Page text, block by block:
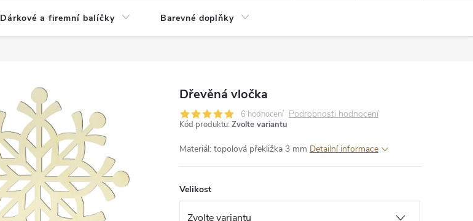
Dárkové a firemní balíčky Barevné doplňky
Dřevěná vločka
6 hodnocení Podrobnosti hodnocení
Kód produktu: Zvolte variantu
Materiál: topolová překližka 3 mm Detailní informace
Velikost